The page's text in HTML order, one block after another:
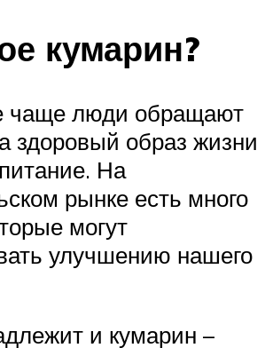
кумарин?
чаще люди обращают
здоровый образ жизни
На
рынке есть много
могут
улучшению нашего
и кумарин –